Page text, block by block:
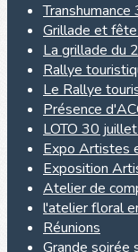
Grillade et
La grillade du
Rallye
Le Rallye
Présence
LOTO 30
Expo Artistes
Exposition
Atelier de
l'atelier floral
Réunions
Grande soirée